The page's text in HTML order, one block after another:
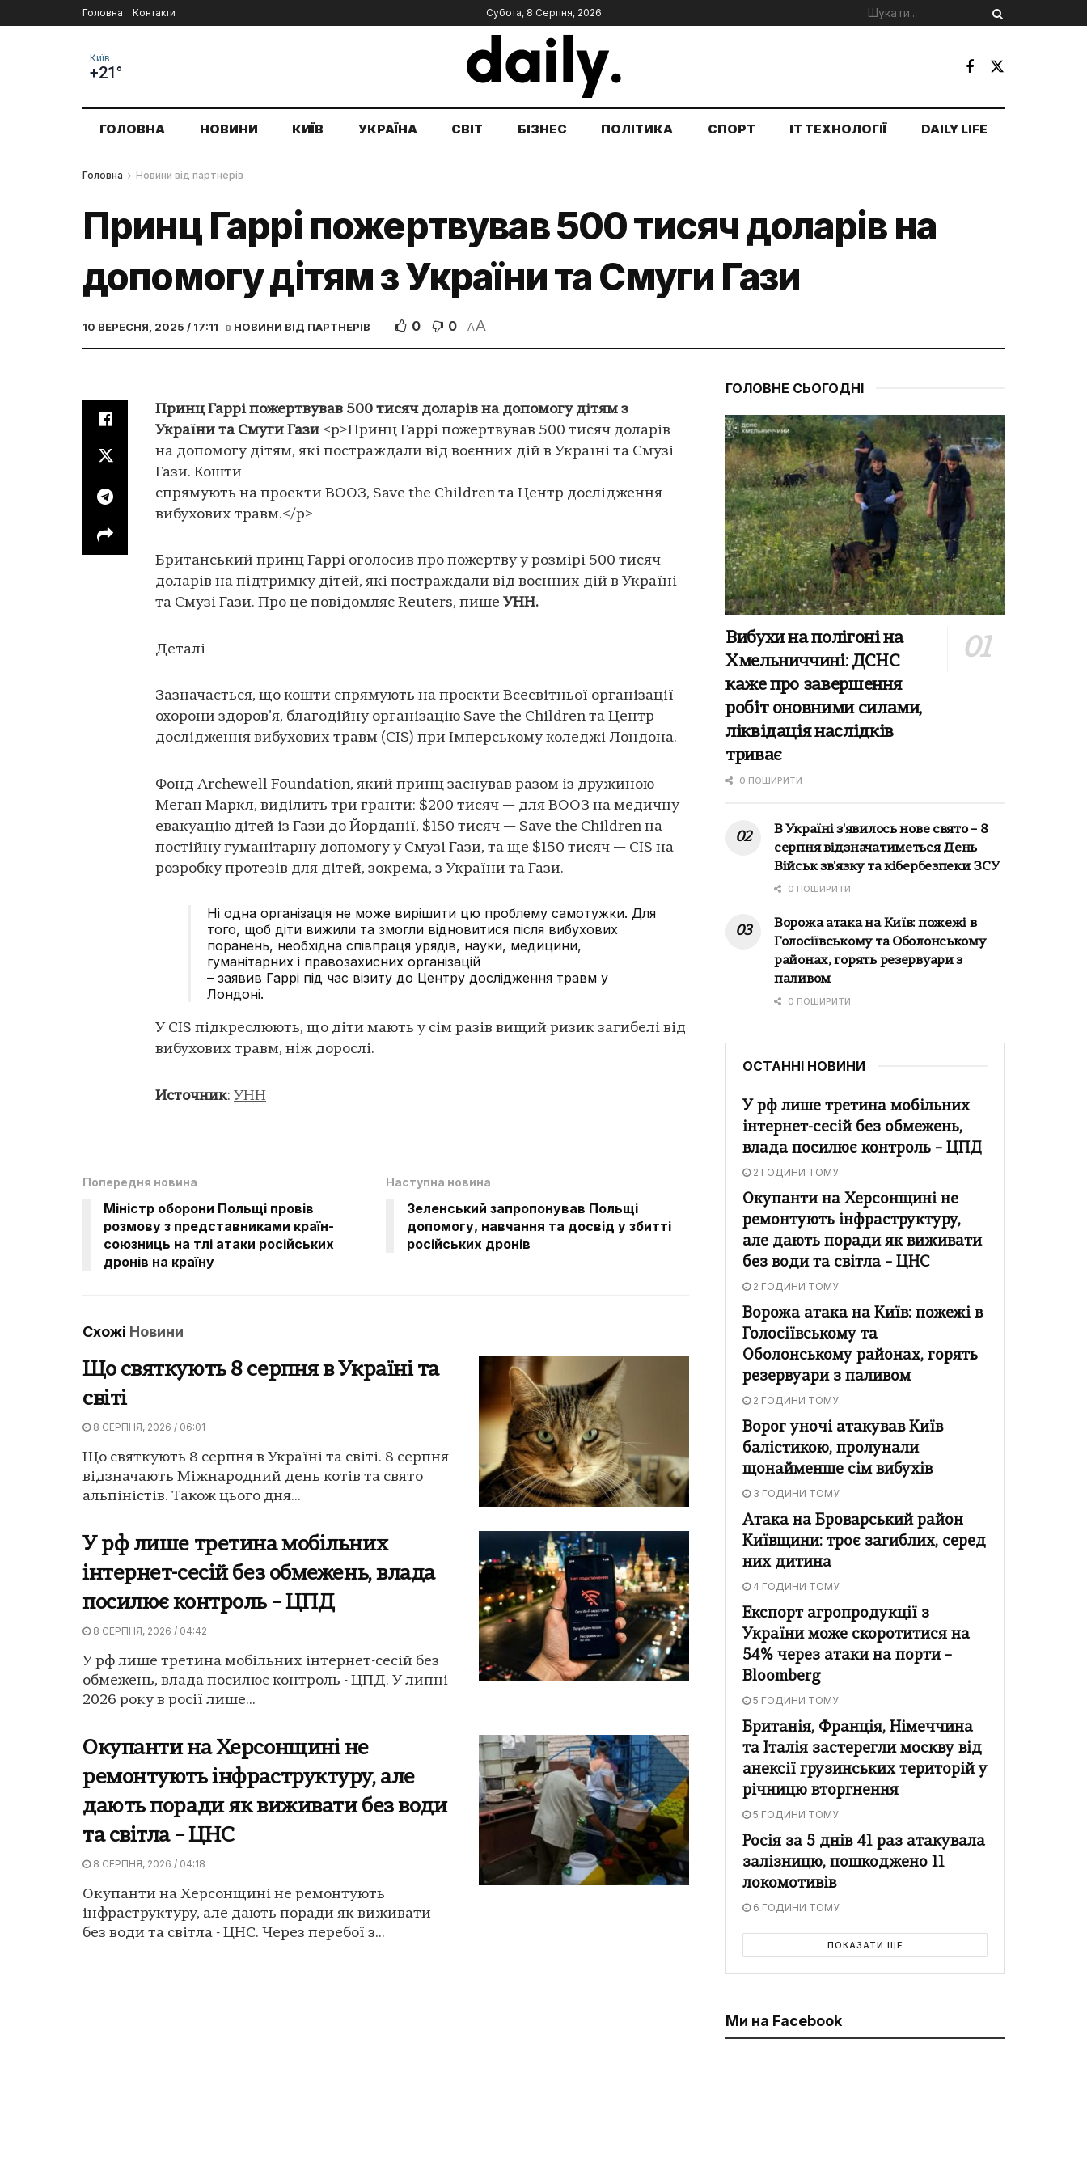
Головна Контакти Субота, 8 Серпня, 2026
Київ
+21°
ГОЛОВНА НОВИНИ КИЇВ УКРАЇНА СВІТ БІЗНЕС ПОЛІТИКА СПОРТ IT ТЕХНОЛОГІЇ DAILY LIFE
Головна Новини від партнерів
Принц Гаррі пожертвував 500 тисяч доларів на
допомогу дітям з України та Смуги Гази
10 ВЕРЕСНЯ, 2025 / 17:11 в НОВИНИ ВІД ПАРТНЕРІВ 0 0 AA
Принц Гаррі пожертвував 500 тисяч доларів на допомогу дітям з
України та Смуги Гази <p>Принц Гаррі пожертвував 500 тисяч доларів
на допомогу дітям, які постраждали від воєнних дій в Україні та Смузі
Гази. Кошти
спрямують на проекти ВООЗ, Save the Children та Центр дослідження
вибухових травм.</p>
Британський принц Гаррі оголосив про пожертву у розмірі 500 тисяч
доларів на підтримку дітей, які постраждали від воєнних дій в Україні
та Смузі Гази. Про це повідомляє Reuters, пише УНН.
Деталі
Зазначається, що кошти спрямують на проєкти Всесвітньої організації
охорони здоров’я, благодійну організацію Save the Children та Центр
дослідження вибухових травм (CIS) при Імперському коледжі Лондона.
Фонд Archewell Foundation, який принц заснував разом із дружиною
Меган Маркл, виділить три гранти: $200 тисяч — для ВООЗ на медичну
евакуацію дітей із Гази до Йорданії, $150 тисяч — Save the Children на
постійну гуманітарну допомогу у Смузі Гази, та ще $150 тисяч — CIS на
розробку протезів для дітей, зокрема, з України та Гази.
Ні одна організація не може вирішити цю проблему самотужки. Для
того, щоб діти вижили та змогли відновитися після вибухових
поранень, необхідна співпраця урядів, науки, медицини,
гуманітарних і правозахисних організацій
– заявив Гаррі під час візиту до Центру дослідження травм у
Лондоні.
У CIS підкреслюють, що діти мають у сім разів вищий ризик загибелі від
вибухових травм, ніж дорослі.
Источник: УНН
Попередня новина
Міністр оборони Польщі провів
розмову з представниками країн-
союзниць на тлі атаки російських
дронів на країну
Наступна новина
Зеленський запропонував Польщі
допомогу, навчання та досвід у збитті
російських дронів
Схожі Новини
Що святкують 8 серпня в Україні та
світі
8 СЕРПНЯ, 2026 / 06:01
Що святкують 8 серпня в Україні та світі. 8 серпня
відзначають Міжнародний день котів та свято
альпіністів. Також цього дня...
У рф лише третина мобільних
інтернет-сесій без обмежень, влада
посилює контроль – ЦПД
8 СЕРПНЯ, 2026 / 04:42
У рф лише третина мобільних інтернет-сесій без
обмежень, влада посилює контроль - ЦПД. У липні
2026 року в росії лише...
Окупанти на Херсонщині не
ремонтують інфраструктуру, але
дають поради як виживати без води
та світла – ЦНС
8 СЕРПНЯ, 2026 / 04:18
Окупанти на Херсонщині не ремонтують
інфраструктуру, але дають поради як виживати
без води та світла - ЦНС. Через перебої з...
ГОЛОВНЕ СЬОГОДНІ
Вибухи на полігоні на
Хмельниччині: ДСНС
каже про завершення
робіт оновними силами,
ліквідація наслідків
триває
0 ПОШИРИТИ
В Україні з'явилось нове свято – 8
серпня відзначатиметься День
Військ зв'язку та кібербезпеки ЗСУ
0 ПОШИРИТИ
Ворожа атака на Київ: пожежі в
Голосіївському та Оболонському
районах, горять резервуари з
паливом
0 ПОШИРИТИ
ОСТАННІ НОВИНИ
У рф лише третина мобільних
інтернет-сесій без обмежень,
влада посилює контроль – ЦПД
2 ГОДИНИ ТОМУ
Окупанти на Херсонщині не
ремонтують інфраструктуру,
але дають поради як виживати
без води та світла – ЦНС
2 ГОДИНИ ТОМУ
Ворожа атака на Київ: пожежі в
Голосіївському та
Оболонському районах, горять
резервуари з паливом
2 ГОДИНИ ТОМУ
Ворог уночі атакував Київ
балістикою, пролунали
щонайменше сім вибухів
3 ГОДИНИ ТОМУ
Атака на Броварський район
Київщини: троє загиблих, серед
них дитина
4 ГОДИНИ ТОМУ
Експорт агропродукції з
України може скоротитися на
54% через атаки на порти –
Bloomberg
5 ГОДИНИ ТОМУ
Британія, Франція, Німеччина
та Італія застерегли москву від
анексії грузинських територій у
річницю вторгнення
5 ГОДИНИ ТОМУ
Росія за 5 днів 41 раз атакувала
залізницю, пошкоджено 11
локомотивів
6 ГОДИНИ ТОМУ
ПОКАЗАТИ ЩЕ
Ми на Facebook